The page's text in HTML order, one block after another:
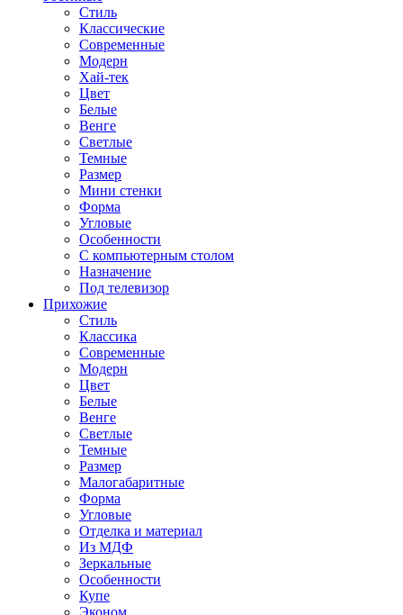
Стиль
Классические
Современные
Модерн
Хай-тек
Цвет
Белые
Венге
Светлые
Темные
Размер
Мини стенки
Форма
Угловые
Особенности
С компьютерным столом
Назначение
Под телевизор
Прихожие
Стиль
Классика
Современные
Модерн
Цвет
Белые
Венге
Светлые
Темные
Размер
Малогабаритные
Форма
Угловые
Отделка и материал
Из МДФ
Зеркальные
Особенности
Купе
Эконом